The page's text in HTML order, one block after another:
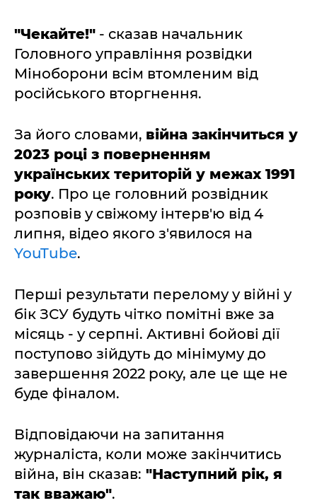
"Чекайте!" - сказав начальник
Головного управління розвідки
Міноборони всім втомленим від
російського вторгнення.
За його словами, війна закінчиться у
2023 році з поверненням
українських територій у межах 1991
року. Про це головний розвідник
розповів у свіжому інтерв'ю від 4
липня, відео якого з'явилося на
YouTube.
Перші результати перелому у війні у
бік ЗСУ будуть чітко помітні вже за
місяць - у серпні. Активні бойові дії
поступово зійдуть до мінімуму до
завершення 2022 року, але це ще не
буде фіналом.
Відповідаючи на запитання
журналіста, коли може закінчитись
війна, він сказав: "Наступний рік, я
так вважаю".